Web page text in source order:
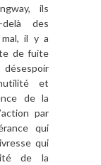
ils
des
il y a
de fuite
et
de la
par
qui
qui
de la